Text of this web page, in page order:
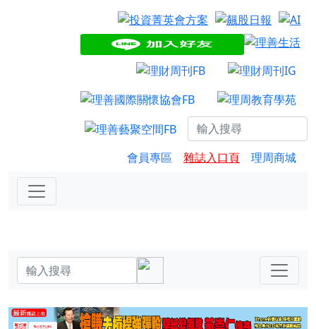
會員專區 雜誌入口頁 理周商城